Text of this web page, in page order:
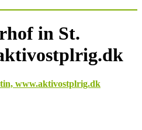
in St.
www.aktivostplrig.dk